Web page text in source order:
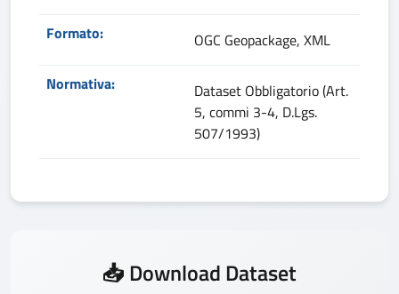
Formato: OGC Geopackage, XML
Normativa:
Dataset Obbligatorio (Art.
5, commi 3-4, D.Lgs.
507/1993)
📥 Download Dataset